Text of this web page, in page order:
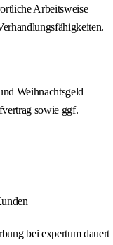
Arbeitsweise
Weihnachtsgeld
sowie ggf.
bei expertum dauert